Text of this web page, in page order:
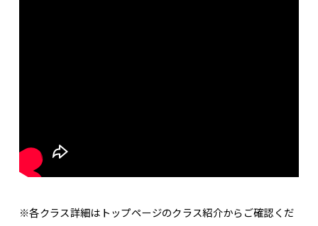
※各クラス詳細はトップページのクラス紹介からご確認くだ